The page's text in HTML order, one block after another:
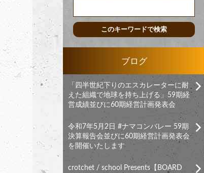
ブログ
「四半世紀下りのエスカレーターに耐
えた組織で地球を持ち上げる」59期経
営成績並びに60期経営計画発表会
令和7年5月2日 #ナマコンバレー 59期
決算報告会並びに60期経営計画発表会
を開催いたします
crotchet / school Presents【BOARD